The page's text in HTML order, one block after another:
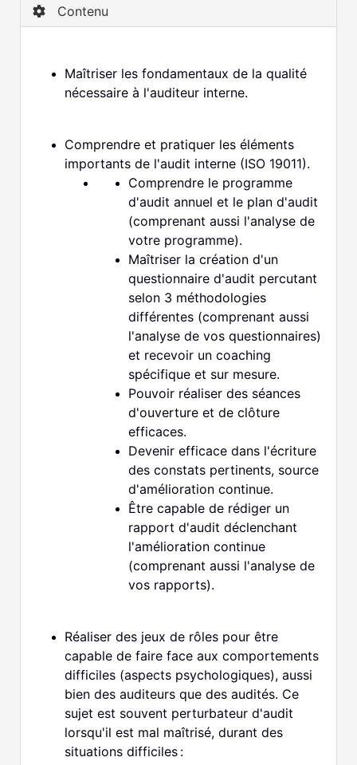
Contenu
Maîtriser les fondamentaux de la qualité
nécessaire à l'auditeur interne.
Comprendre et pratiquer les éléments
importants de l'audit interne (ISO 19011).
Comprendre le programme
d'audit annuel et le plan d'audit
(comprenant aussi l'analyse de
votre programme).
Maîtriser la création d'un
questionnaire d'audit percutant
selon 3 méthodologies
différentes (comprenant aussi
l'analyse de vos questionnaires)
et recevoir un coaching
spécifique et sur mesure.
Pouvoir réaliser des séances
d'ouverture et de clôture
efficaces.
Devenir efficace dans l'écriture
des constats pertinents, source
d'amélioration continue.
Être capable de rédiger un
rapport d'audit déclenchant
l'amélioration continue
(comprenant aussi l'analyse de
vos rapports).
Réaliser des jeux de rôles pour être
capable de faire face aux comportements
difficiles (aspects psychologiques), aussi
bien des auditeurs que des audités. Ce
sujet est souvent perturbateur d'audit
lorsqu'il est mal maîtrisé, durant des
situations difficiles :